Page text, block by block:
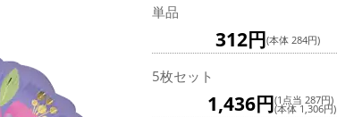
単品
312円(本体 284円)
5枚セット
1,436円(1点当 287円)
(本体 1,306円)